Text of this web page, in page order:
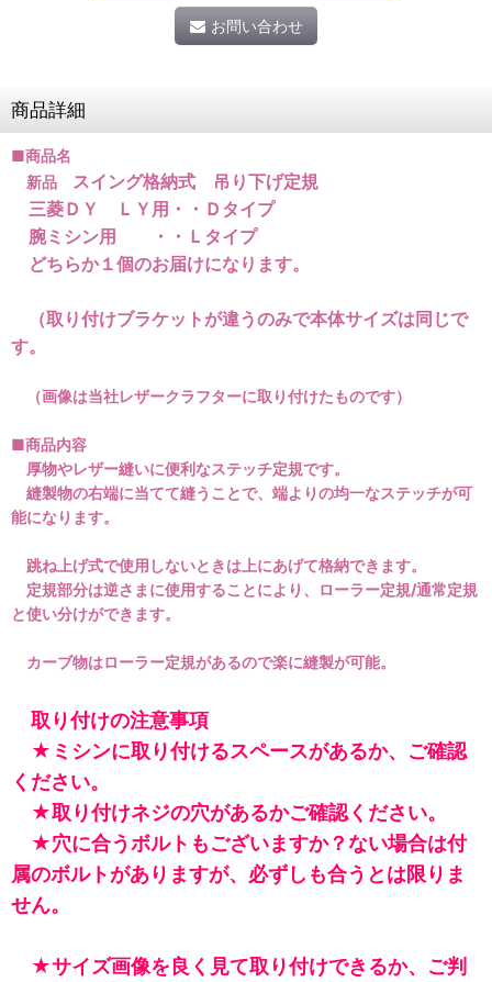
お問い合わせ
商品詳細
■商品名
新品 スイング格納式 吊り下げ定規
三菱ＤＹ ＬＹ用・・Ｄタイプ
腕ミシン用 ・・Ｌタイプ
どちらか１個のお届けになります。
（取り付けブラケットが違うのみで本体サイズは同じで
す。
（画像は当社レザークラフターに取り付けたものです）
■商品内容
厚物やレザー縫いに便利なステッチ定規です。
縫製物の右端に当てて縫うことで、端よりの均一なステッチが可
能になります。
跳ね上げ式で使用しないときは上にあげて格納できます。
定規部分は逆さまに使用することにより、ローラー定規/通常定規
と使い分けができます。
カーブ物はローラー定規があるので楽に縫製が可能。
取り付けの注意事項
★ミシンに取り付けるスペースがあるか、ご確認
ください。
★取り付けネジの穴があるかご確認ください。
★穴に合うボルトもございますか？ない場合は付
属のボルトがありますが、必ずしも合うとは限りま
せん。
★サイズ画像を良く見て取り付けできるか、ご判